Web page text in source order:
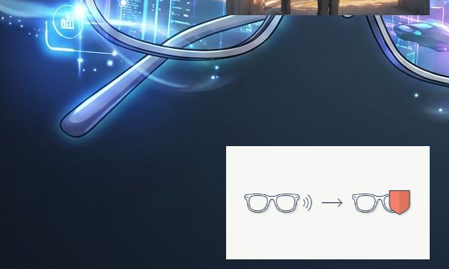
Snap「Specs」、約2,500ド
ルで今秋発売へ｜大手初の軽
量型スタンドアロンARグラ
ス、10万台で先陣を切る